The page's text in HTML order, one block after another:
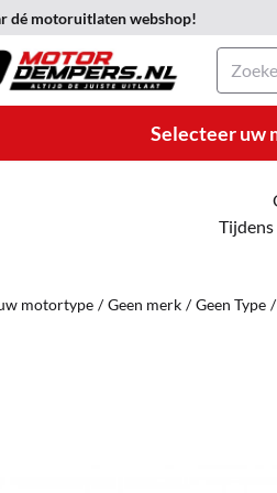
gesloten.
dé motoruitlaten webshop!
Zoeken
Selecteer uw
Tijdens
motortype / Geen merk / Geen Type /